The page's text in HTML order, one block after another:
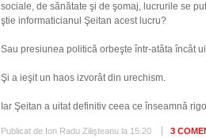
sociale, de sănătate şi de şomaj, lucrurile se
ştie informaticianul Şeitan acest lucru?
Sau presiunea politică orbeşte într-atâta încât
Şi a ieşit un haos izvorât din urechism.
Iar Şeitan a uitat definitiv ceea ce înseamnă
Publicat de Ion Radu Zilişteanu la 15:20
3